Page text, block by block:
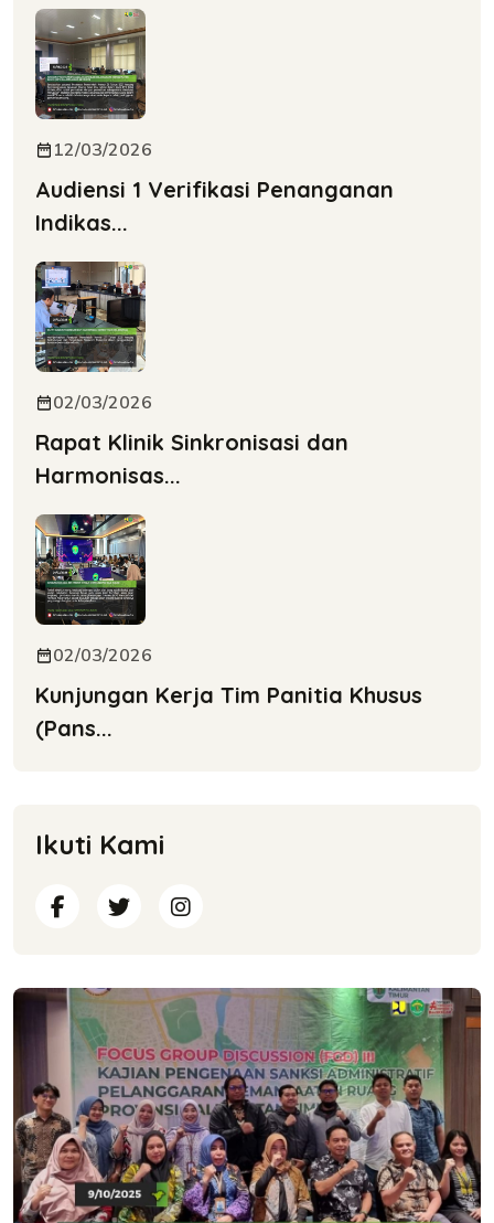
12/03/2026
Audiensi 1 Verifikasi Penanganan
Indikas...
02/03/2026
Rapat Klinik Sinkronisasi dan
Harmonisas...
02/03/2026
Kunjungan Kerja Tim Panitia Khusus
(Pans...
Ikuti Kami